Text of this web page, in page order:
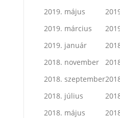
2019. május
2019. március
2019. január
2018. november
2018. szeptember
2018. július
2018. május